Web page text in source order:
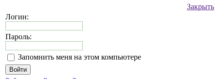
Закрыть
Логин:
Пароль:
Запомнить меня на этом компьютере